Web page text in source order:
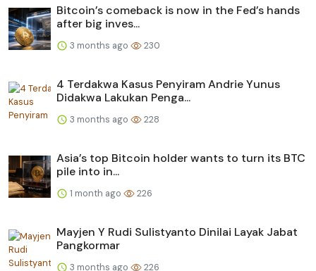
Bitcoin’s comeback is now in the Fed’s hands
after big inves...
3 months ago 230
4 Terdakwa Kasus Penyiram Andrie Yunus
Didakwa Lakukan Penga...
3 months ago 228
Asia’s top Bitcoin holder wants to turn its BTC
pile into in...
1 month ago 226
Mayjen Y Rudi Sulistyanto Dinilai Layak Jabat
Pangkormar
3 months ago 226